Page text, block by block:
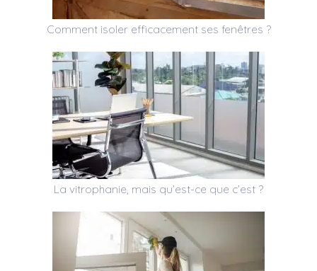
Comment isoler efficacement ses fenêtres ?
La vitrophanie, mais qu’est-ce que c’est ?